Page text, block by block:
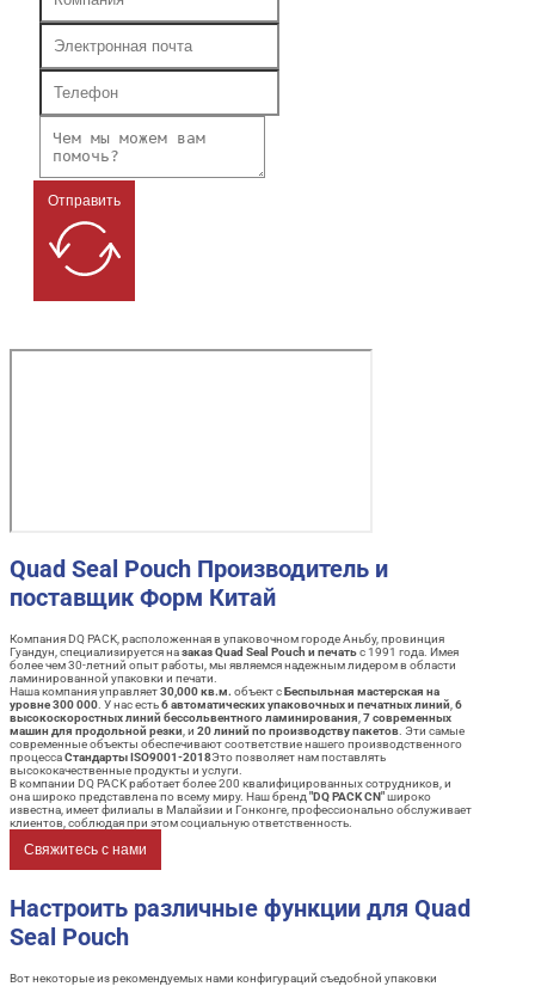
Отправить
Quad Seal Pouch Производитель и
поставщик Форм Китай
Компания DQ PACK, расположенная в упаковочном городе Аньбу, провинция
Гуандун, специализируется назаказ Quad Seal Pouch и печатьс 1991 года. Имея
более чем 30-летний опыт работы, мы являемся надежным лидером в области
ламинированной упаковки и печати.
Наша компания управляет30,000 кв.м. объект сБеспыльная мастерская на
уровне 300 000 . У нас есть6 автоматических упаковочных и печатных линий 6
высокоскоростных линий бессольвентного ламинирования 7 современных
машин для продольной резки , и 20 линий по производству пакетов . Эти самые
современные объекты обеспечивают соответствие нашего производственного
процессаСтандарты ISO9001-2018Это позволяет нам поставлять
высококачественные продукты и услуги.
В компании DQ PACK работает более 200 квалифицированных сотрудников, и
она широко представлена по всему миру. Наш бренд "DQ PACK CN"широко
известна, имеет филиалы в Малайзии и Гонконге, профессионально обслуживает
клиентов, соблюдая при этом социальную ответственность.
Свяжитесь с нами
Настроить различные функции для Quad
Seal Pouch
Вот некоторые из рекомендуемых нами конфигураций съедобной упаковки